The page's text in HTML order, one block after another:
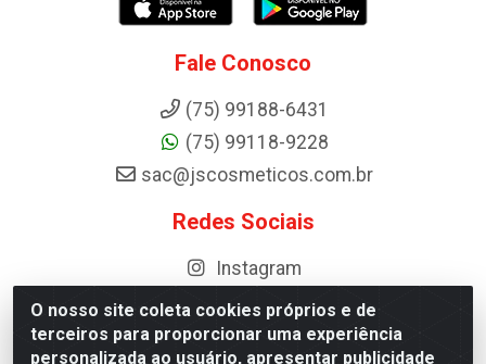
O nosso site coleta cookies próprios e de
terceiros para proporcionar uma experiência
personalizada ao usuário, apresentar publicidade
Fale Conosco
(75) 99188-6431
(75) 99118-9228
sac@jscosmeticos.com.br
Redes Sociais
Instagram
Distribuidora de Cosméticos Antoneto LTDA - BA-052, km 87 -